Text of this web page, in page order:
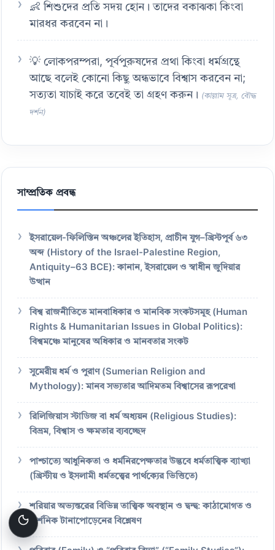
👶 শিশুদের প্রতি সদয় হোন। তাদের বকাঝকা কিংবা
মারধর করবেন না।
💡 লোকপরম্পরা, পূর্বপুরুষদের প্রথা কিংবা ধর্মগ্রন্থে
আছে বলেই কোনো কিছু অন্ধভাবে বিশ্বাস করবেন না;
সত্যতা যাচাই করে তবেই তা গ্রহণ করুন। (কাল্লাম সূত্র, বৌদ্ধ
দর্শন)
সাম্প্রতিক প্রবন্ধ
ইসরায়েল-ফিলিস্তিন অঞ্চলের ইতিহাস, প্রাচীন যুগ–খ্রিস্টপূর্ব ৬৩
অব্দ (History of the Israel-Palestine Region,
Antiquity–63 BCE): কানান, ইসরায়েল ও স্বাধীন জুদিয়ার
উত্থান
বিশ্ব রাজনীতিতে মানবাধিকার ও মানবিক সংকটসমূহ (Human
Rights & Humanitarian Issues in Global Politics):
বিশ্বমঞ্চে মানুষের অধিকার ও মানবতার সংকট
সুমেরীয় ধর্ম ও পুরাণ (Sumerian Religion and
Mythology): মানব সভ্যতার আদিমতম বিশ্বাসের রূপরেখা
রিলিজিয়াস স্টাডিজ বা ধর্ম অধ্যয়ন (Religious Studies):
বিভ্রম, বিশ্বাস ও ক্ষমতার ব্যবচ্ছেদ
পাশ্চাত্যে আধুনিকতা ও ধর্মনিরপেক্ষতার উদ্ভবে ধর্মতাত্ত্বিক ব্যাখ্যা
(খ্রিস্টীয় ও ইসলামী ধর্মতত্ত্বের পার্থক্যের ভিত্তিতে)
শরিয়ার অভ্যন্তরের বিভিন্ন তাত্ত্বিক অবস্থান ও দ্বন্দ্ব: কাঠামোগত ও
দার্শনিক টানাপোড়েনের বিশ্লেষণ